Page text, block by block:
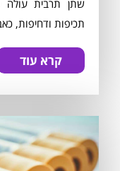
שתן תרבית
תכיפות ודחיפות,
קרא עוד